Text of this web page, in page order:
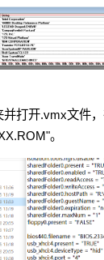
打开.vmx文件
。